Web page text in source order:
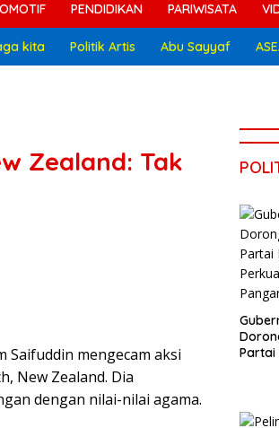
PENDIDIKAN PARIWISATA
kita Politik Artis Abu Sayyaf
Zealand: Tak
Saifuddin mengecam aksi
New Zealand. Dia
dengan nilai-nilai agama.
Partai